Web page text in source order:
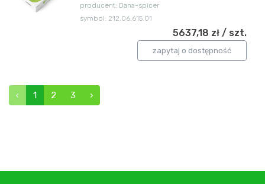
producent: Dana-spicer
symbol: 212.06.615.01
5637,18 zł / szt.
zapytaj o dostępność
‹ 1 2 3 ›